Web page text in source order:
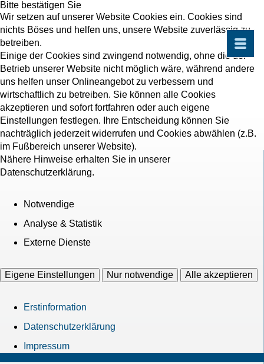
Bitte bestätigen Sie
Wir setzen auf unserer Website Cookies ein. Cookies sind
nichts Böses und helfen uns, unsere Website zuverlässig zu
betreiben.
Einige der Cookies sind zwingend notwendig, ohne die der
Betrieb unserer Website nicht möglich wäre, während andere
uns helfen unser Onlineangebot zu verbessern und
wirtschaftlich zu betreiben. Sie können alle Cookies
akzeptieren und sofort fortfahren oder auch eigene
Einstellungen festlegen. Ihre Entscheidung können Sie
nachträglich jederzeit widerrufen und Cookies abwählen (z.B.
im Fußbereich unserer Website).
Nähere Hinweise erhalten Sie in unserer
Datenschutzerklärung.
Notwendige
Analyse & Statistik
Externe Dienste
Eigene Einstellungen Nur notwendige Alle akzeptieren
Erstinformation
Datenschutzerklärung
Impressum